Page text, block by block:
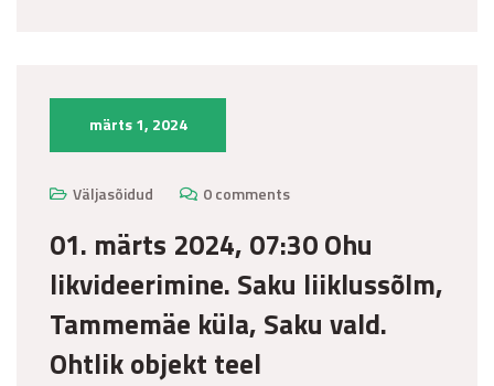
märts 1, 2024
Väljasõidud 0 comments
01. märts 2024, 07:30 Ohu
likvideerimine. Saku liiklussõlm,
Tammemäe küla, Saku vald.
Ohtlik objekt teel